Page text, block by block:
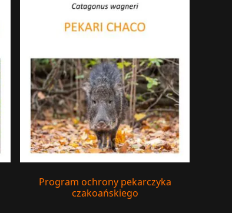
Program ochrony pekarczyka
czakoańskiego